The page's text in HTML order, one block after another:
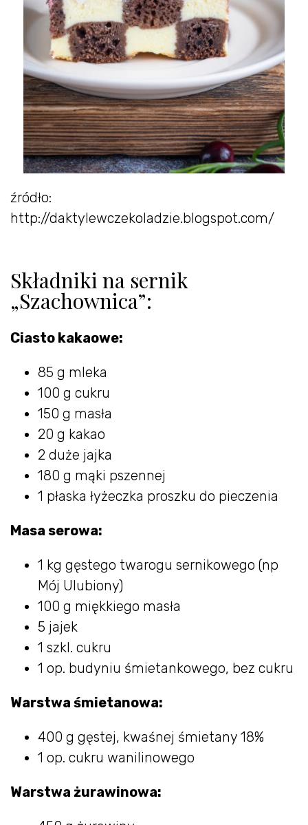
źródło:
http://daktylewczekoladzie.blogspot.com/
Składniki na sernik
„Szachownica”:
Ciasto kakaowe:
85 g mleka
100 g cukru
150 g masła
20 g kakao
2 duże jajka
180 g mąki pszennej
1 płaska łyżeczka proszku do pieczenia
Masa serowa:
1 kg gęstego twarogu sernikowego (np
Mój Ulubiony)
100 g miękkiego masła
5 jajek
1 szkl. cukru
1 op. budyniu śmietankowego, bez cukru
Warstwa śmietanowa:
400 g gęstej, kwaśnej śmietany 18%
1 op. cukru wanilinowego
Warstwa żurawinowa: